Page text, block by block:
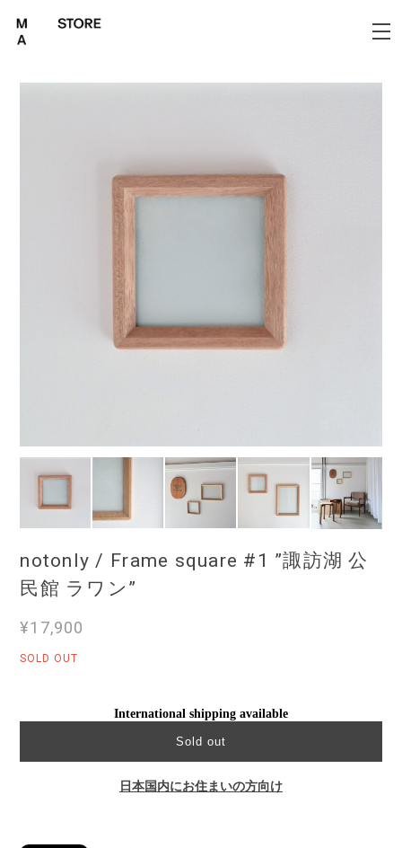
notonly / Frame square #1 ”諏訪湖 公
民館 ラワン”
¥17,900
SOLD OUT
International shipping available
Sold out
日本国内にお住まいの方向け